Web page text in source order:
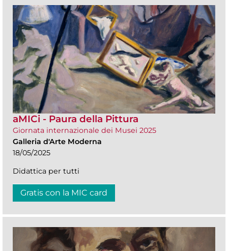
aMICi - Paura della Pittura
Giornata internazionale dei Musei 2025
Galleria d'Arte Moderna
18/05/2025
Didattica per tutti
Gratis con la MIC card